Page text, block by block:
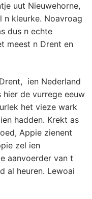
uut Nieuwehorne,
n kleurke. Noavroag
dus n echte
meest n Drent en
ien Nederland
de vurrege eeuw
het vieze wark
hadden. Krekt as
Appie zienent
zel ien
aanvoerder van t
al heuren. Lewoai